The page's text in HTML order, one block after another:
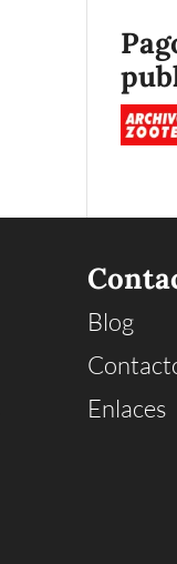
Blog
Enlaces